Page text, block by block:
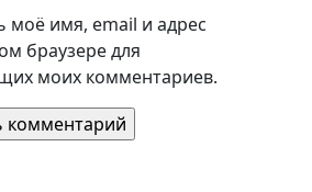
моё имя, email и адрес
браузере для
моих комментариев.